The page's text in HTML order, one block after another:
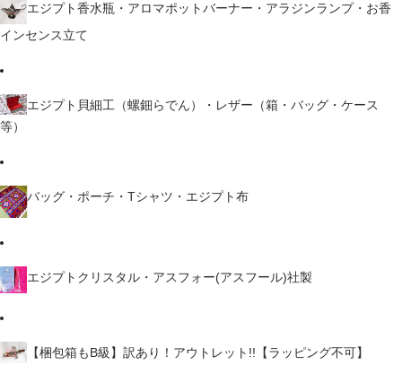
エジプト香水瓶・アロマポットバーナー・アラジンランプ・お香
インセンス立て
エジプト貝細工（螺鈿らでん）・レザー（箱・バッグ・ケース
等）
バッグ・ポーチ・Tシャツ・エジプト布
エジプトクリスタル・アスフォー(アスフール)社製
【梱包箱もB級】訳あり！アウトレット!!【ラッピング不可】